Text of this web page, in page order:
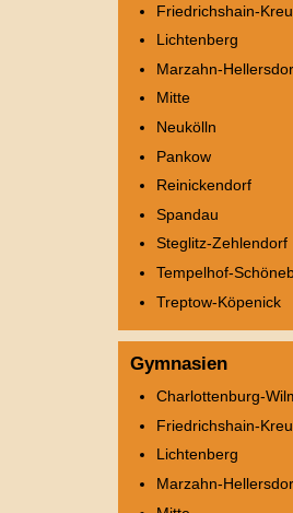
Friedrichshain-
Lichtenberg
Marzahn-
Mitte
Neukölln
Pankow
Reinickendorf
Spandau
Steglitz-Zehlendorf
Tempelhof-
Treptow-Köpenick
Gymnasien
Charlottenburg-
Friedrichshain-
Lichtenberg
Marzahn-